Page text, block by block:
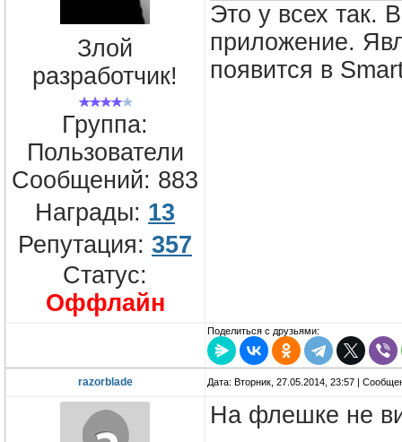
Злой
разработчик!
Группа:
Пользователи
Сообщений: 883
Награды: 13
Репутация: 357
Статус:
Оффлайн
Это у всех так.
приложение.
появится в
Поделиться с друзьями:
razorblade Дата: Вторник, 27.05.2014, 23:57 |
На флешке не